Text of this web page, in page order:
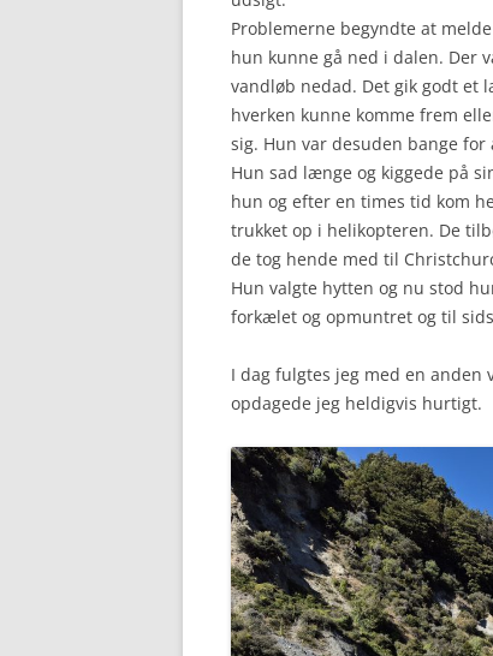
Problemerne begyndte at
hun kunne gå ned i dalen. Der
vandløb nedad. Det gik godt et
hverken kunne komme frem
sig. Hun var desuden bange for
Hun sad længe og kiggede på
hun og efter en times tid kom
trukket op i helikopteren. De
de tog hende med til
Hun valgte hytten og nu stod
forkælet og opmuntret og til
I dag fulgtes jeg med en
opdagede jeg heldigvis hurtigt.